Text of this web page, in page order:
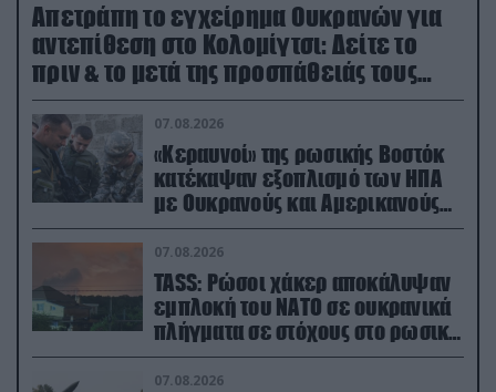
Απετράπη το εγχείρημα Ουκρανών για
αντεπίθεση στο Κολομίγτσι: Δείτε το
πριν & το μετά της προσπάθειάς τους
(βίντεο)
07.08.2026
«Κεραυνοί» της ρωσικής Βοστόκ
κατέκαψαν εξοπλισμό των ΗΠΑ
με Ουκρανούς και Αμερικανούς
μισθοφόρους – Δείτε βίντεο
07.08.2026
TASS: Ρώσοι χάκερ αποκάλυψαν
εμπλοκή του ΝΑΤΟ σε ουκρανικά
πλήγματα σε στόχους στο ρωσικό
έδαφος!
07.08.2026